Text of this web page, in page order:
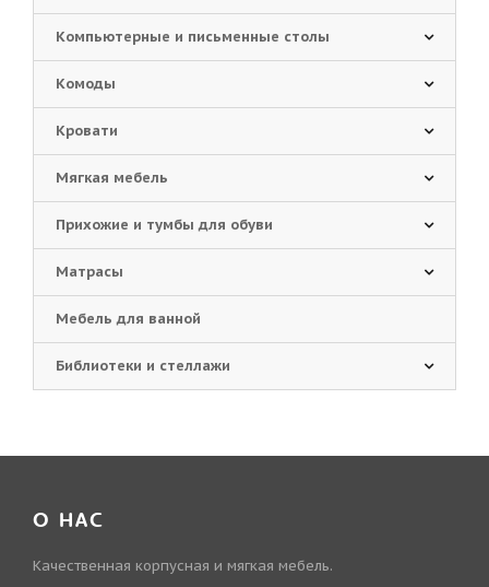
Компьютерные и письменные столы
Комоды
Кровати
Мягкая мебель
Прихожие и тумбы для обуви
Матрасы
Мебель для ванной
Библиотеки и стеллажи
О НАС
Качественная корпусная и мягкая мебель.